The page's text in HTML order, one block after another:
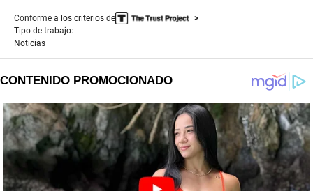
Conforme a los criterios de
Tipo de trabajo:
Noticias